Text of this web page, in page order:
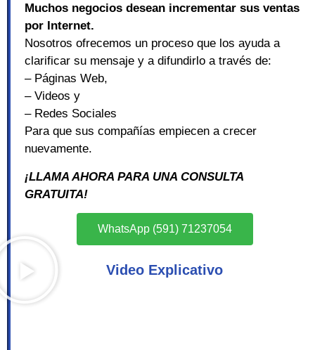
Muchos negocios desean incrementar sus ventas
por Internet.
Nosotros ofrecemos un proceso que los ayuda a
clarificar su mensaje y a difundirlo a través de:
– Páginas Web,
– Videos y
– Redes Sociales
Para que sus compañías empiecen a crecer
nuevamente.
¡LLAMA AHORA PARA UNA CONSULTA
GRATUITA!
WhatsApp (591) 71237054
Video Explicativo